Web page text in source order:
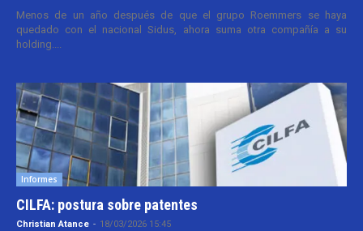
Menos de un año después de que el grupo Roemmers se haya
quedado con el nacional Sidus, ahora suma otra compañía a su
holding....
Informes
CILFA: postura sobre patentes
Christian Atance - 18/03/2026 15:45